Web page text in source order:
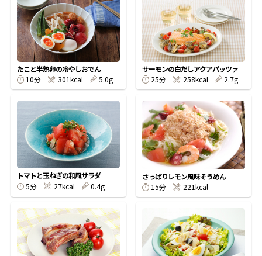
サッと鍋® 楽チン鍋®
楽チン屋® ストレートつゆ
かつお節レシピ
めんつゆレシピ
割烹白だしレシピ
レシピ特設サイト
割烹白だしレシピ特集
かつおだしが決め手！簡単茶碗蒸し
だしコミュ
たこと半熟卵の冷やしおでん
10分
301kcal 5.0g
サーモンの白だしアクアパッツァ
25分
258kcal 2.7g
トマトと玉ねぎの和風サラダ
5分
27kcal 0.4g
さっぱりレモン風味そうめん
15分
221kcal